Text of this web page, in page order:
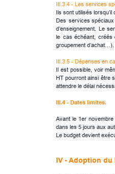
III.3.4 - Les services
Ils sont utilisés
Des services spéciaux
d’enseignement. Le
le cas échéant, créés
groupement d’achat…).
III.3.5 - Dépenses en
Il est possible, voir
HT pourront ainsi être
attendre le délai
III.4 - Dates limites.
Avant le 1er novembre
dans les 5 jours aux
Le budget devient
IV - Adoption du